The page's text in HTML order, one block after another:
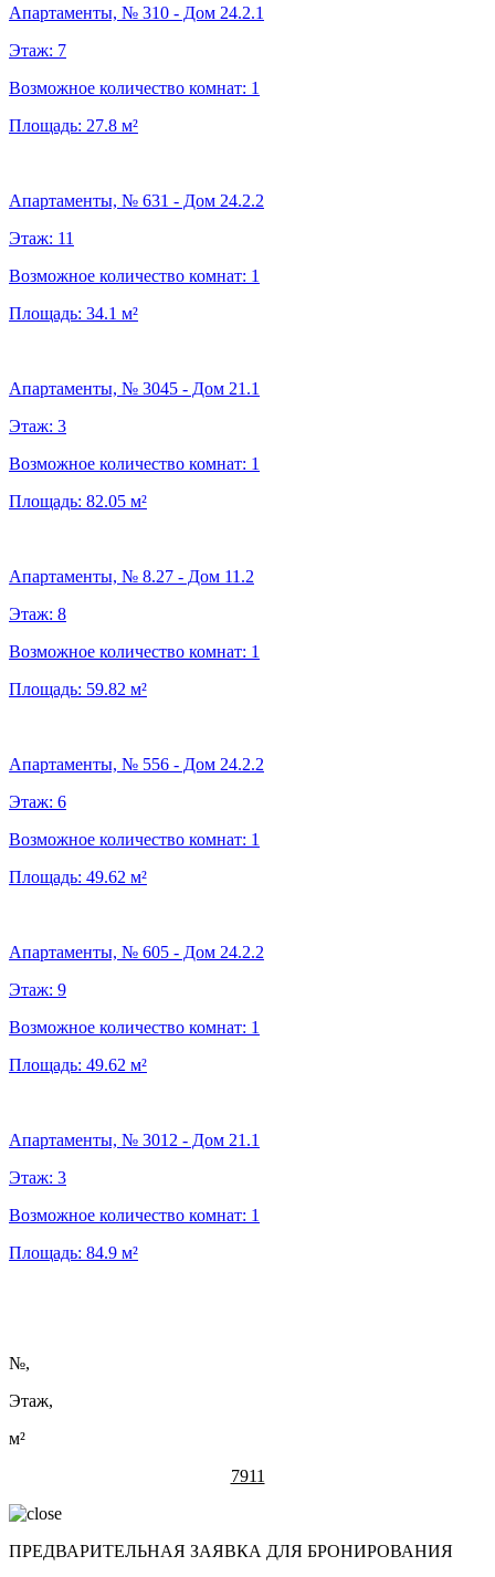
Апартаменты, № 310 - Дом 24.2.1
Этаж: 7
Возможное количество комнат: 1
Площадь: 27.8 м²
Апартаменты, № 631 - Дом 24.2.2
Этаж: 11
Возможное количество комнат: 1
Площадь: 34.1 м²
Апартаменты, № 3045 - Дом 21.1
Этаж: 3
Возможное количество комнат: 1
Площадь: 82.05 м²
Апартаменты, № 8.27 - Дом 11.2
Этаж: 8
Возможное количество комнат: 1
Площадь: 59.82 м²
Апартаменты, № 556 - Дом 24.2.2
Этаж: 6
Возможное количество комнат: 1
Площадь: 49.62 м²
Апартаменты, № 605 - Дом 24.2.2
Этаж: 9
Возможное количество комнат: 1
Площадь: 49.62 м²
Апартаменты, № 3012 - Дом 21.1
Этаж: 3
Возможное количество комнат: 1
Площадь: 84.9 м²
№,
Этаж,
м²
7911
ПРЕДВАРИТЕЛЬНАЯ ЗАЯВКА ДЛЯ БРОНИРОВАНИЯ